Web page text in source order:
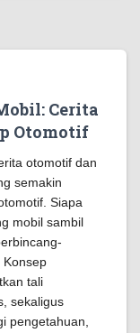
Cerita
Otomotif
otomotif dan
semakin
Siapa
mobil sambil
Konsep
tali
sekaligus
pengetahuan,